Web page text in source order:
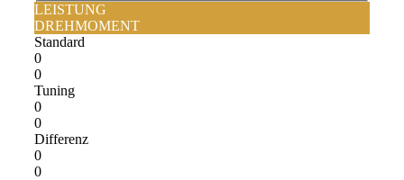
LEISTUNG
DREHMOMENT
Standard
0
0
Tuning
0
0
Differenz
0
0